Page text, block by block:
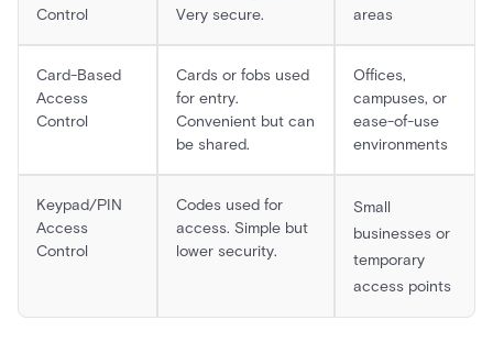
Control
Very secure.
areas
Card-Based
Access
Control
Cards or fobs used
for entry.
Convenient but can
be shared.
Offices,
campuses, or
ease-of-use
environments
Keypad/PIN
Access
Control
Codes used for
access. Simple but
lower security.
Small
businesses or
temporary
access points